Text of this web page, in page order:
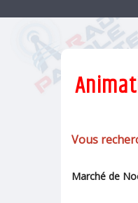
Vous
Marché de